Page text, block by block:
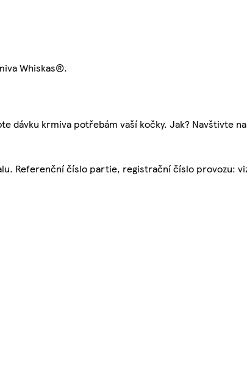
Whiskas®.
dávku krmiva potřebám vaší kočky. Jak? Navštivte
Referenční číslo partie, registrační číslo provozu: